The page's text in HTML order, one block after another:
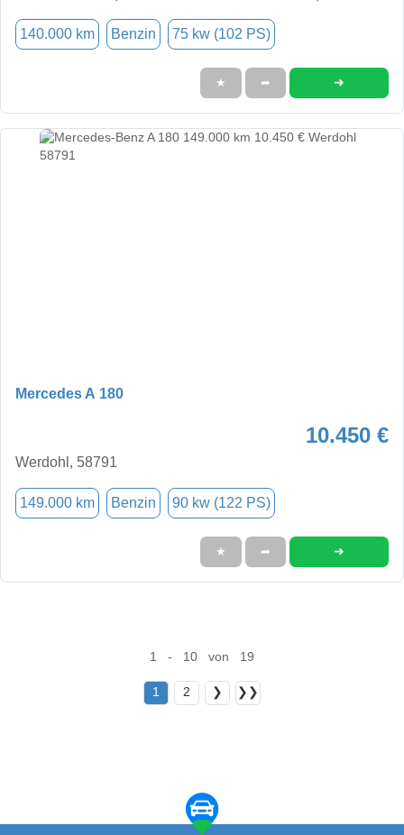
140.000 km Benzin 75 kw (102 PS)
★ ➦ ➜
Mercedes A 180
10.450 €
Werdohl, 58791
149.000 km Benzin 90 kw (122 PS)
★ ➦ ➜
1 - 10 von 19
1 2 ❯ ❯❯